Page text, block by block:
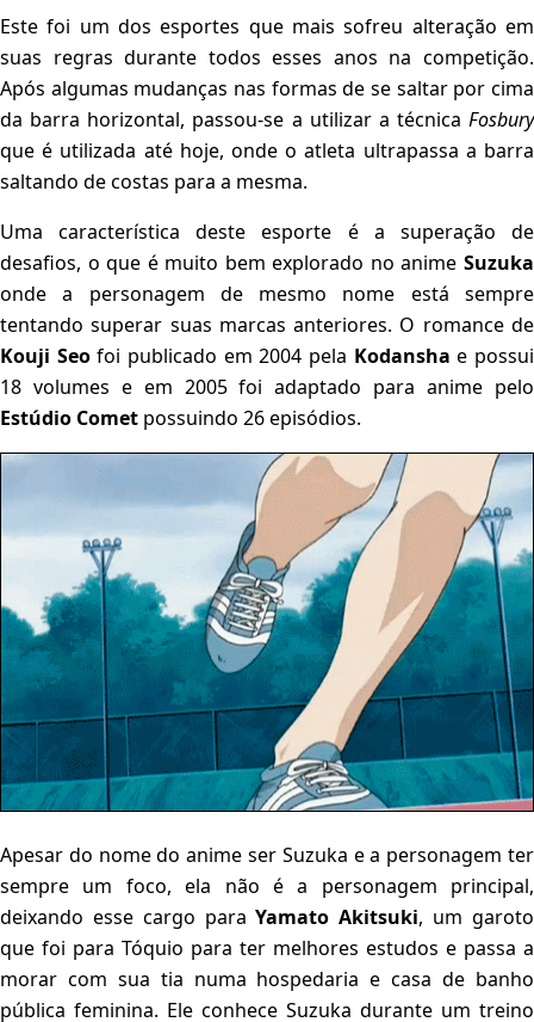
Este foi um dos esportes que mais sofreu alteração em
suas regras durante todos esses anos na competição.
Após algumas mudanças nas formas de se saltar por cima
da barra horizontal, passou-se a utilizar a técnica Fosbury
que é utilizada até hoje, onde o atleta ultrapassa a barra
saltando de costas para a mesma.
Uma característica deste esporte é a superação de
desafios, o que é muito bem explorado no anime Suzuka
onde a personagem de mesmo nome está sempre
tentando superar suas marcas anteriores. O romance de
Kouji Seofoi publicado em 2004 pela Kodansha e possui
18 volumes e em 2005 foi adaptado para anime pelo
Estúdio Comet possuindo 26 episódios.
Apesar do nome do anime ser Suzuka e a personagem ter
sempre um foco, ela não é a personagem principal,
deixando esse cargo paraYamato Akitsuki, um garoto
que foi para Tóquio para ter melhores estudos e passa a
morar com sua tia numa hospedaria e casa de banho
pública feminina. Ele conhece Suzuka durante um treino